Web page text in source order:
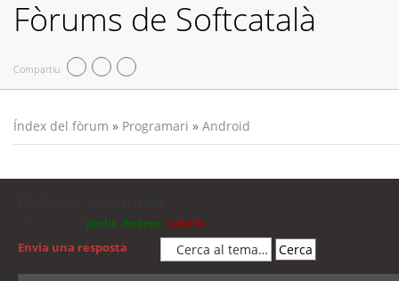
Fòrums de Softcatalà
Compartiu
Índex del fòrum » Programari » Android
jordis Andreu cubells
Envia una resposta